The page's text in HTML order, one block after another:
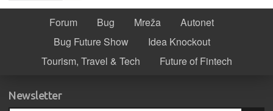
Forum Bug Mreža
Autonet
Bug Future Show
Idea Knockout
Tourism, Travel & Tech
Future of Fintech
Newsletter